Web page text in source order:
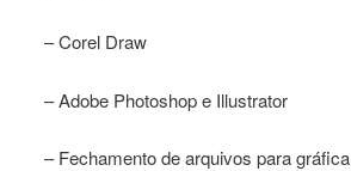
– Corel Draw
– Adobe Photoshop e Illustrator
– Fechamento de arquivos para gráfica